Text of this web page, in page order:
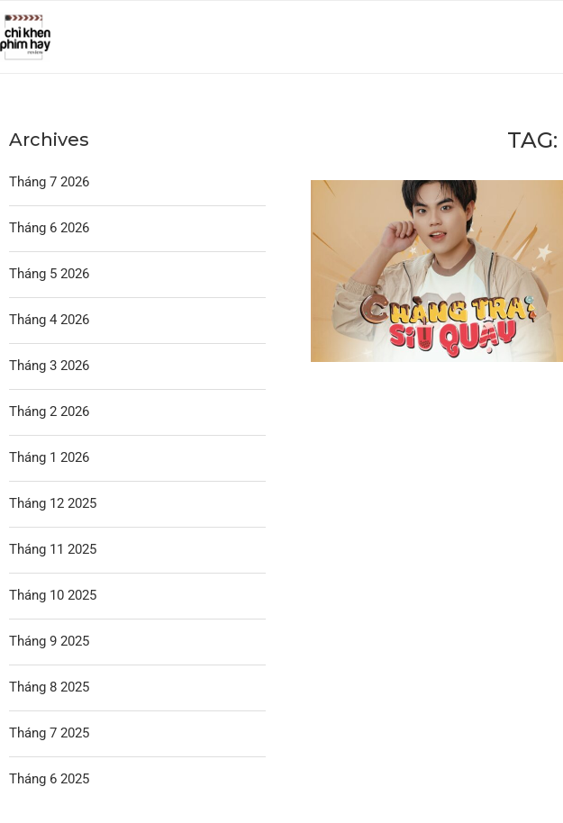
TAG:
Archives
Tháng 7 2026
Tháng 6 2026
Tháng 5 2026
Tháng 4 2026
Tháng 3 2026
Tháng 2 2026
Tháng 1 2026
Tháng 12 2025
Tháng 11 2025
Tháng 10 2025
Tháng 9 2025
Tháng 8 2025
Tháng 7 2025
Tháng 6 2025